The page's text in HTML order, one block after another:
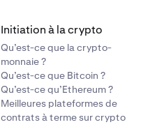
Initiation à la crypto
Qu’est-ce que la crypto-
monnaie ?
Qu’est-ce que Bitcoin ?
Qu’est-ce qu’Ethereum ?
Meilleures plateformes de
contrats à terme sur crypto